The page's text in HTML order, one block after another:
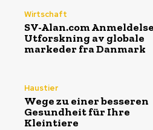
Wirtschaft
SV-Alan.com
Utforskning av globale
markeder fra Danmark
Haustier
Wege zu einer besseren
Gesundheit für Ihre
Kleintiere